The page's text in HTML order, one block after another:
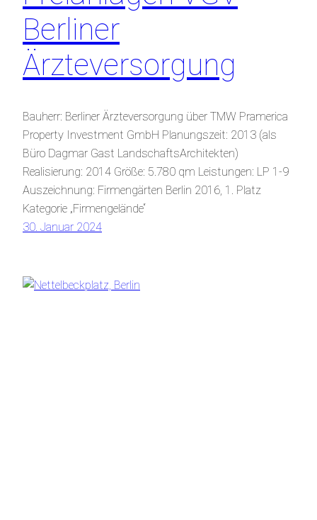
Berliner
Ärzteversorgung
Bauherr: Berliner Ärzteversorgung über TMW Pramerica
Property Investment GmbH Planungszeit: 2013 (als
Büro Dagmar Gast LandschaftsArchitekten)
Realisierung: 2014 Größe: 5.780 qm Leistungen: LP 1-9
Auszeichnung: Firmengärten Berlin 2016, 1. Platz
Kategorie „Firmengelände“
30. Januar 2024